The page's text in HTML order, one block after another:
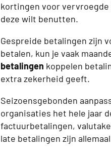
kortingen voor vervroegde
deze wilt benutten.
Gespreide betalingen zijn
betalen, kun je vaak
betalingen koppelen
extra zekerheid geeft.
Seizoensgebonden
organisaties het hele jaar
factuurbetalingen,
late betalingen zijn